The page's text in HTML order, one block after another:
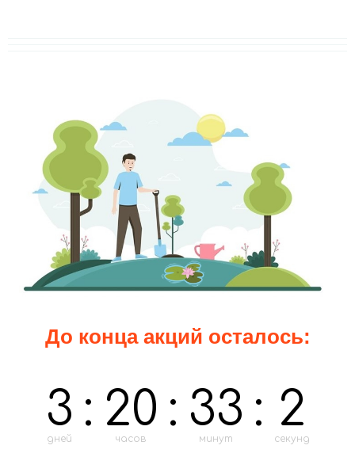
До конца акций осталось:
3
дней
: 20
часов
: 33
минут
: 1
секунд